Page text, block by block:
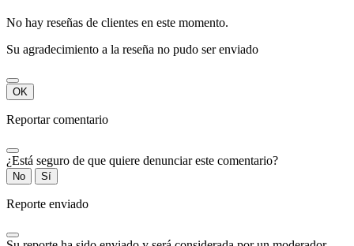
No hay reseñas de clientes en este momento.
Su agradecimiento a la reseña no pudo ser enviado
OK
Reportar comentario
¿Está seguro de que quiere denunciar este comentario?
No Sí
Reporte enviado